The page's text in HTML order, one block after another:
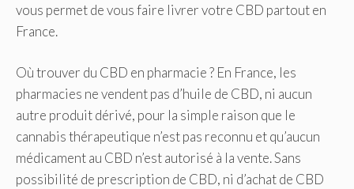
vous permet de vous faire livrer votre CBD partout en
France.
Où trouver du CBD en pharmacie ? En France, les
pharmacies ne vendent pas d’huile de CBD, ni aucun
autre produit dérivé, pour la simple raison que le
cannabis thérapeutique n’est pas reconnu et qu’aucun
médicament au CBD n’est autorisé à la vente. Sans
possibilité de prescription de CBD, ni d’achat de CBD